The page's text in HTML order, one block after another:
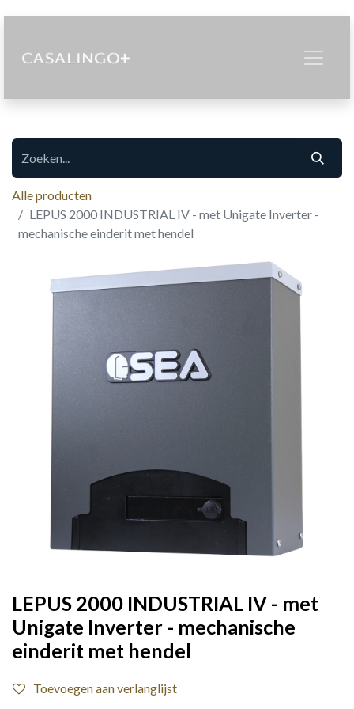
Alle producten
LEPUS 2000 INDUSTRIAL IV - met Unigate Inverter -
mechanische einderit met hendel
LEPUS 2000 INDUSTRIAL IV - met
Unigate Inverter - mechanische
einderit met hendel
Toevoegen aan verlanglijst